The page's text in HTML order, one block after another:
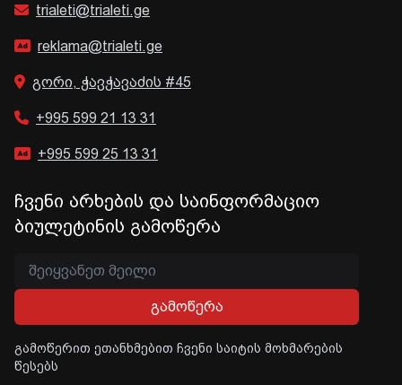
trialeti@trialeti.ge
reklama@trialeti.ge
გორი, ჭავჭავაძის #45
+995 599 21 13 31
+995 599 25 13 31
ჩვენი არხების და საინფორმაციო
ბიულეტინის გამოწერა
გამოწერა
გამოწერით ეთანხმებით ჩვენი საიტის მოხმარების
წესებს